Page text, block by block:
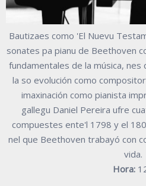
Bautizaes como 'El Nuevu
sonates pa pianu de Beethoven
fundamentales de la música, nes
la so evolución como
imaxinación como pianista
gallegu Daniel Pereira ufre
compuestes ente'l 1798 y el
nel que Beethoven trabayó con
vida.
Hora: